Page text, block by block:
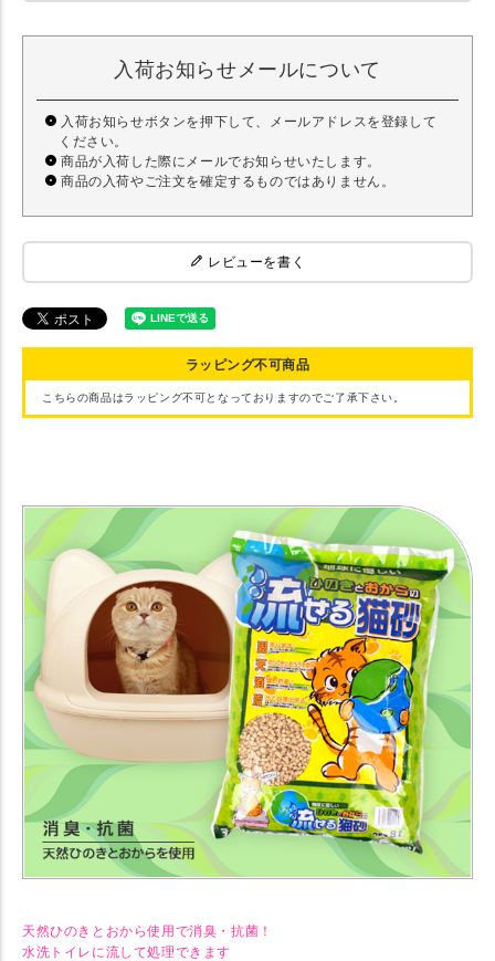
入荷お知らせメールについて
入荷お知らせボタンを押下して、メールアドレスを登録して
ください。
商品が入荷した際にメールでお知らせいたします。
商品の入荷やご注文を確定するものではありません。
レビューを書く
ラッピング不可商品
こちらの商品はラッピング不可となっておりますのでご了承下さい。
天然ひのきとおから使用で消臭・抗菌！
水洗トイレに流して処理できます